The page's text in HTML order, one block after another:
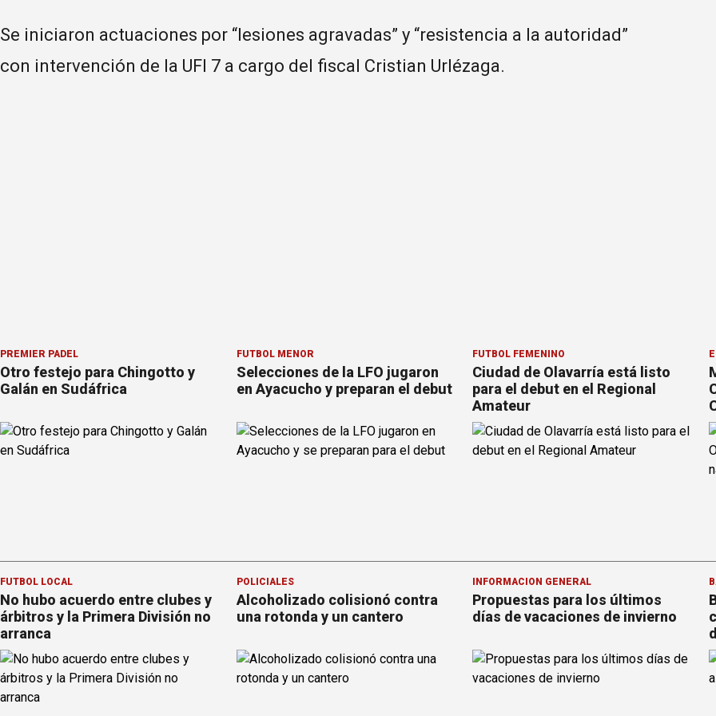
Se iniciaron actuaciones por “lesiones agravadas” y “resistencia a la autoridad”
con intervención de la UFI 7 a cargo del fiscal Cristian Urlézaga.
PREMIER PÁDEL
Otro festejo para Chingotto y
Galán en Sudáfrica
FÚTBOL MENOR
Selecciones de la LFO jugaron
en Ayacucho y preparan el debut
FÚTBOL FEMENINO
Ciudad de Olavarría está listo
para el debut en el Regional
Amateur
FÚTBOL LOCAL
No hubo acuerdo entre clubes y
árbitros y la Primera División no
arranca
POLICIALES
Alcoholizado colisionó contra
una rotonda y un cantero
INFORMACION GENERAL
Propuestas para los últimos
días de vacaciones de invierno